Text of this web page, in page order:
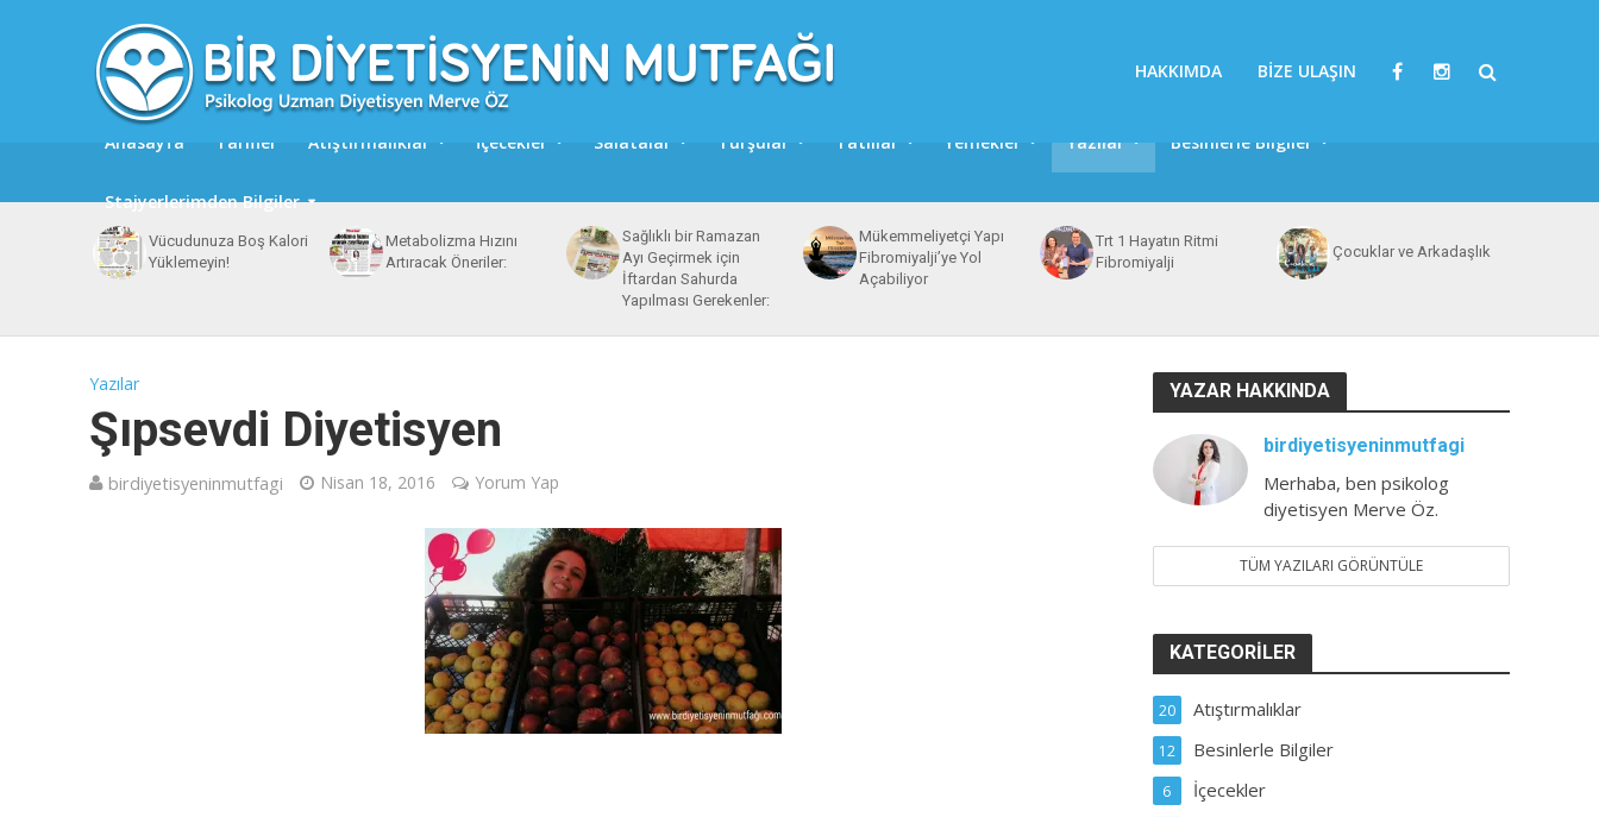
HAKKIMDA BIZE ULAŞIN
Anasayfa Tarifler Atıştırmalıklar İçecekler Salatalar Turşular Tatlılar Yemekler Yazılar Besinlerle Bilgiler
Stajyerlerimden Bilgiler
Vücudunuza Boş Kalori
Yüklemeyin!
Metabolizma Hızını
Artıracak Öneriler:
Sağlıklı bir Ramazan
Ayı Geçirmek için
İftardan Sahurda
Yapılması Gerekenler:
Mükemmeliyetçi Yapı
Fibromiyalji’ye Yol
Açabiliyor
Trt 1 Hayatın Ritmi
Fibromiyalji
Çocuklar ve Arkadaşlık
Yazılar
Şıpsevdi Diyetisyen
birdiyetisyeninmutfagi Nisan 18, 2016 Yorum Yap
YAZAR HAKKINDA
birdiyetisyeninmutfagi
Merhaba, ben psikolog
diyetisyen Merve Öz.
TÜM YAZILARI GÖRÜNTÜLE
KATEGORILER
Atıştırmalıklar
20
Besinlerle Bilgiler
12
İçecekler
6